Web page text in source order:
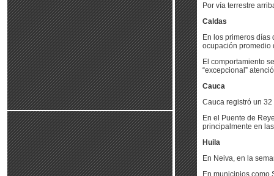
Por vía terrestre
Caldas
En los primeros
ocupación promedio
El comportamiento
“excepcional”
Cauca
Cauca registró un
En el Puente de
principalmente en
Huila
En Neiva, en la
En municipios como